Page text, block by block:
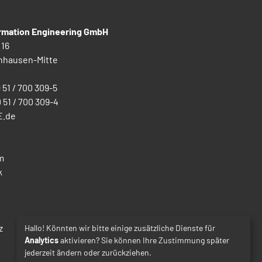
Engineering GmbH
Mitte
51 / 700 309-5
51 / 700 309-4
Hallo! Könnten wir bitte einige zusätzliche Dienste für
Analyticsaktivieren? Sie können Ihre Zustimmung später
jederzeit ändern oder zurückziehen.